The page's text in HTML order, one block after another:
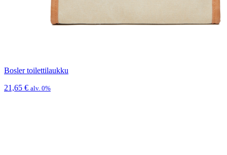
Bosler toilettilaukku
21,65 € alv. 0%